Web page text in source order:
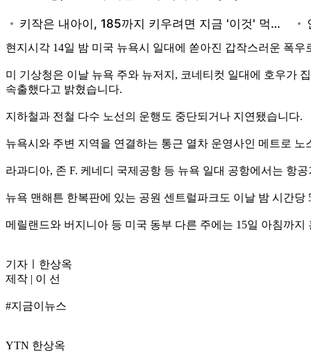
현지시각 14일 밤 미국 뉴욕시 일대에 쏟아진 갑작스러운 폭
미 기상청은 이날 뉴욕 주와 뉴저지, 코네티컷 일대에 호우가
속출했다고 밝혔습니다.
지하철과 전철 다수 노선의 운행도 중단되거나 지연됐습니다.
뉴욕시와 주변 지역을 연결하는 통근 열차 운영사인 메트로
라과디아, 존 F. 케네디 국제공항 등 뉴욕 일대 공항에서는 항
뉴욕 맨해튼 한복판에 있는 공원 센트럴파크도 이날 밤 시간
메릴랜드와 버지니아 등 미국 동부 다른 주에는 15일 아침까
기자ㅣ한상옥
제작 | 이 선
#지금이뉴스
YTN 한상옥